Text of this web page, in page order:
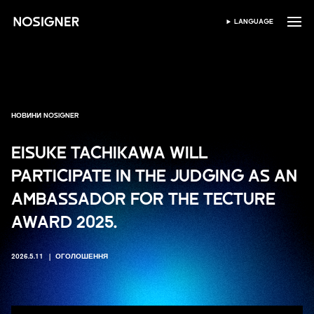
ГОЛОВНА
ВИБЕРІТЬ МОВУ
LANGUAGE
НОВИНИ NOSIGNER
EISUKE TACHIKAWA WILL
PARTICIPATE IN THE JUDGING AS AN
AMBASSADOR FOR THE TECTURE
AWARD 2025.
2026.5.11 ОГОЛОШЕННЯ